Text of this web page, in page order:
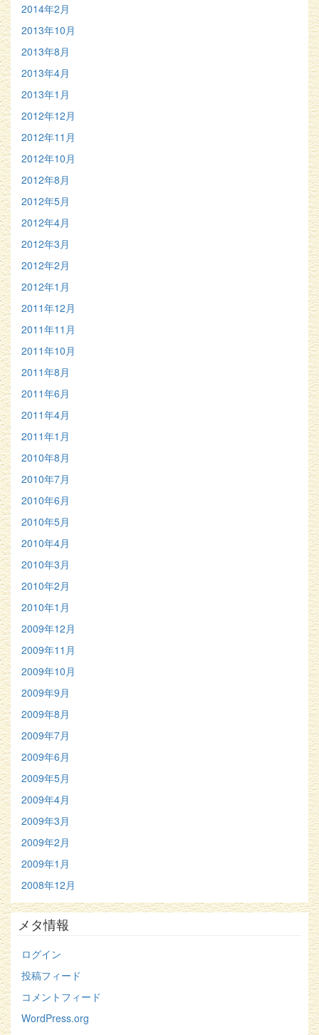
2014年2月
2013年10月
2013年8月
2013年4月
2013年1月
2012年12月
2012年11月
2012年10月
2012年8月
2012年5月
2012年4月
2012年3月
2012年2月
2012年1月
2011年12月
2011年11月
2011年10月
2011年8月
2011年6月
2011年4月
2011年1月
2010年8月
2010年7月
2010年6月
2010年5月
2010年4月
2010年3月
2010年2月
2010年1月
2009年12月
2009年11月
2009年10月
2009年9月
2009年8月
2009年7月
2009年6月
2009年5月
2009年4月
2009年3月
2009年2月
2009年1月
2008年12月
メタ情報
ログイン
投稿フィード
コメントフィード
WordPress.org